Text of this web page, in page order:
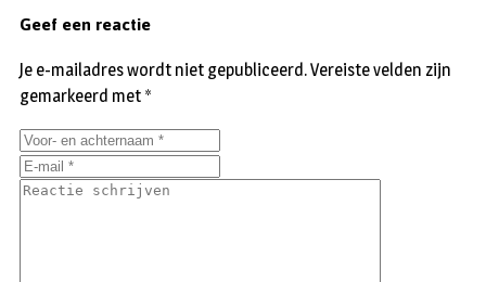
Geef een reactie
Je e-mailadres wordt niet gepubliceerd.Vereiste velden zijn
gemarkeerd met *